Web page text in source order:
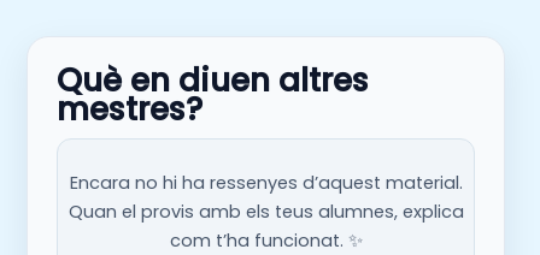
Què en diuen altres
mestres?
Encara no hi ha ressenyes d’aquest material.
Quan el provis amb els teus alumnes, explica
com t’ha funcionat. ✨